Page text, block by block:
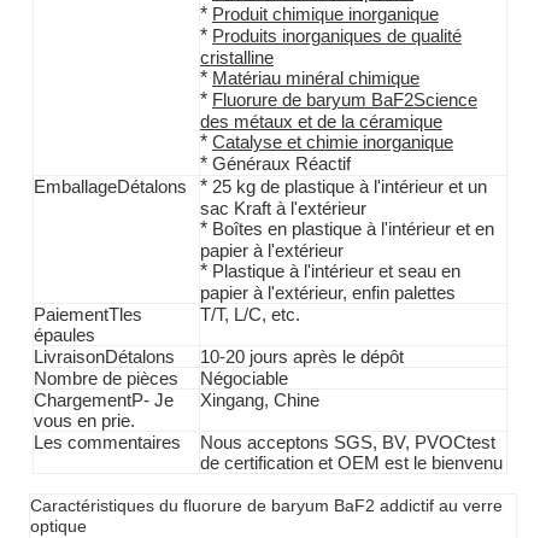
* Produit chimique inorganique
* Produits inorganiques de qualité
cristalline
* Matériau minéral chimique
* Fluorure de baryum BaF2Science
des métaux et de la céramique
* Catalyse et chimie inorganique
* Généraux Réactif
EmballageDétalons * 25 kg de plastique à l'intérieur et un
sac Kraft à l'extérieur
* Boîtes en plastique à l'intérieur et en
papier à l'extérieur
* Plastique à l'intérieur et seau en
papier à l'extérieur, enfin palettes
PaiementTles
épaules
T/T, L/C, etc.
LivraisonDétalons
10-20 jours après le dépôt
Nombre de pièces
Négociable
ChargementP- Je
vous en prie.
Xingang, Chine
Les commentaires Nous acceptons SGS, BV, PVOCtest
de certification et OEM est le bienvenu
Caractéristiques du fluorure de baryum BaF2 addictif au verre
optique